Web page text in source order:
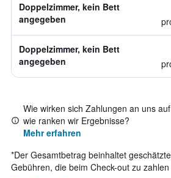
Doppelzimmer, kein Bett
angegeben
Doppelzimmer, kein Bett
angegeben
Wie wirken sich Zahlungen an uns
wie ranken wir Ergebnisse?
Mehr erfahren
*Der Gesamtbetrag beinhaltet
Gebühren, die beim Check-out zu zahlen